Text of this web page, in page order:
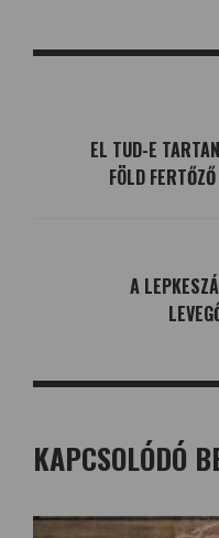
EL TUD-E
FÖLD
A
KAPCSOLÓDÓ